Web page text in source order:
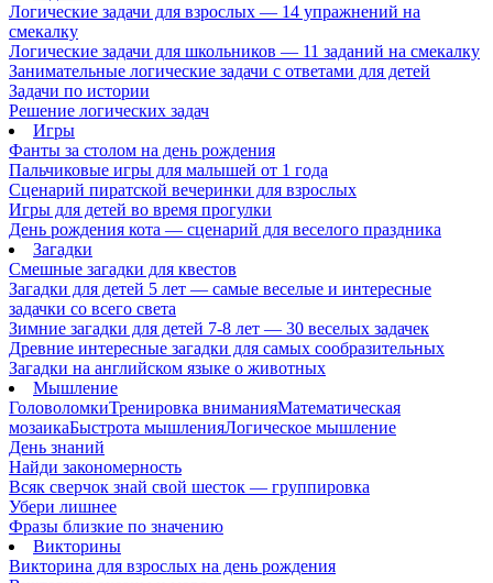
Логические задачи для взрослых — 14 упражнений на
смекалку
Логические задачи для школьников — 11 заданий на смекалку
Занимательные логические задачи с ответами для детей
Задачи по истории
Решение логических задач
Игры
Фанты за столом на день рождения
Пальчиковые игры для малышей от 1 года
Сценарий пиратской вечеринки для взрослых
Игры для детей во время прогулки
День рождения кота — сценарий для веселого праздника
Загадки
Смешные загадки для квестов
Загадки для детей 5 лет — самые веселые и интересные
задачки со всего света
Зимние загадки для детей 7-8 лет — 30 веселых задачек
Древние интересные загадки для самых сообразительных
Загадки на английском языке о животных
Мышление
ГоловоломкиТренировка вниманияМатематическая
мозаикаБыстрота мышленияЛогическое мышление
День знаний
Найди закономерность
Всяк сверчок знай свой шесток — группировка
Убери лишнее
Фразы близкие по значению
Викторины
Викторина для взрослых на день рождения